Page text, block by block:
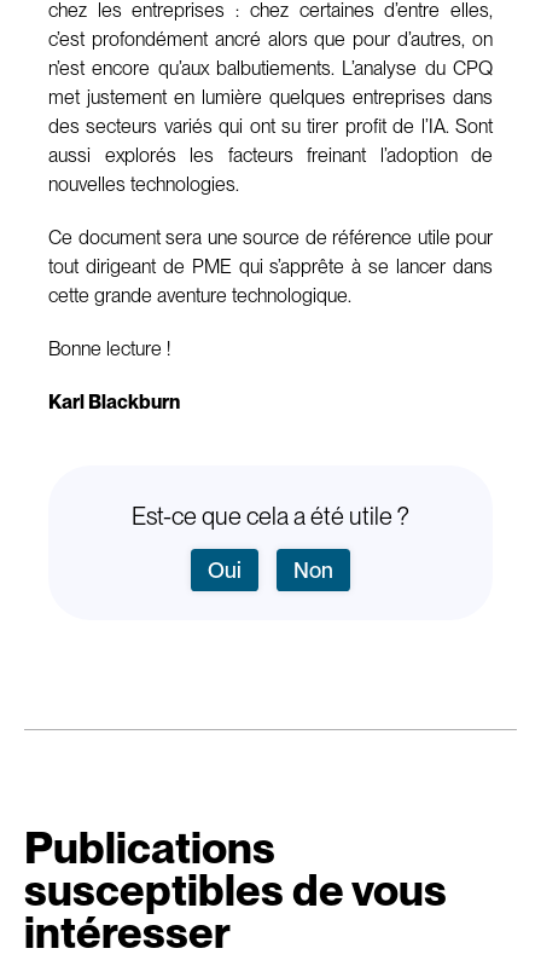
chez les entreprises : chez certaines d’entre elles,
c’est profondément ancré alors que pour d’autres, on
n’est encore qu’aux balbutiements. L’analyse du CPQ
met justement en lumière quelques entreprises dans
des secteurs variés qui ont su tirer profit de l’IA. Sont
aussi explorés les facteurs freinant l’adoption de
nouvelles technologies.
Ce document sera une source de référence utile pour
tout dirigeant de PME qui s’apprête à se lancer dans
cette grande aventure technologique.
Bonne lecture !
Karl Blackburn
Est-ce que cela a été utile ?
Oui Non
Publications
susceptibles de vous
intéresser